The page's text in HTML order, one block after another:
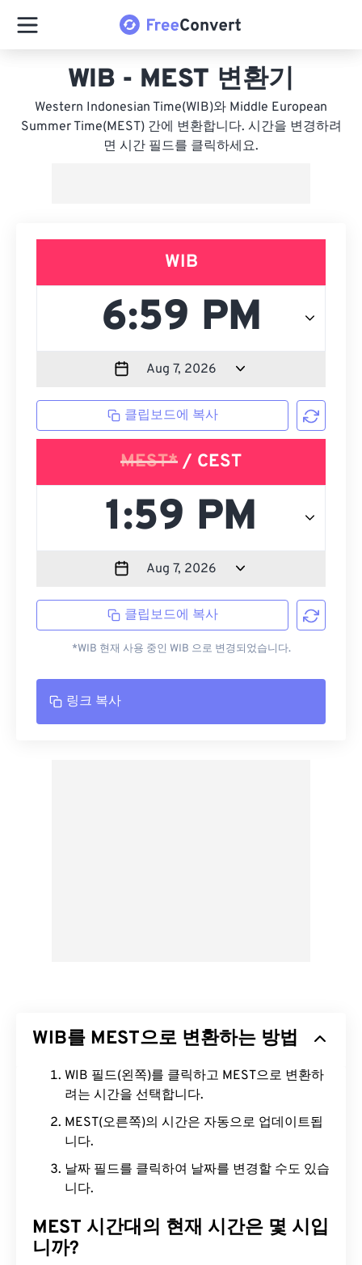
WIB - MEST 변환기
Western Indonesian Time(WIB)와 Middle European
Summer Time(MEST) 간에 변환합니다. 시간을 변경하려
면 시간 필드를 클릭하세요.
WIB
클립보드에 복사
MEST* / CEST
클립보드에 복사
*WIB 현재 사용 중인 WIB 으로 변경되었습니다.
링크 복사
WIB를 MEST으로 변환하는 방법
WIB 필드(왼쪽)를 클릭하고 MEST으로 변환하
려는 시간을 선택합니다.
MEST(오른쪽)의 시간은 자동으로 업데이트됩
니다.
날짜 필드를 클릭하여 날짜를 변경할 수도 있습
니다.
MEST 시간대의 현재 시간은 몇 시입
니까?